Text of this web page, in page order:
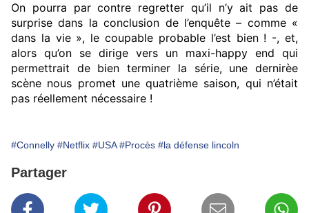
On pourra par contre regretter qu’il n’y ait pas de
surprise dans la conclusion de l’enquête – comme «
dans la vie », le coupable probable l’est bien ! -, et,
alors qu’on se dirige vers un maxi-happy end qui
permettrait de bien terminer la série, une dernirèe
scène nous promet une quatrième saison, qui n’était
pas réellement nécessaire !
#Connelly #Netflix #USA #Procès #la défense lincoln
Partager